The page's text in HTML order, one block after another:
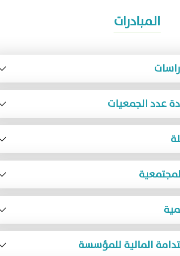
المبادرات